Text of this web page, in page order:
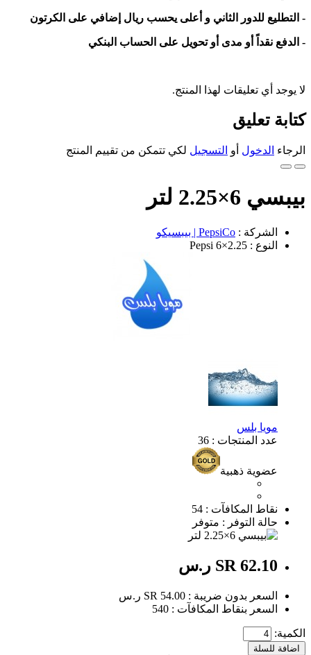
- التطليع للدور الثاني و أعلى يحسب ريال إضافي على الكرتون
- الدفع نقداً أو مدى أو تحويل على الحساب البنكي
لا يوجد أي تعليقات لهذا المنتج.
كتابة تعليق
الرجاء الدخول أو التسجيل لكي تتمكن من تقييم المنتج
بيبسي 6×2.25 لتر
الشركة : PepsiCo | بيبسيكو
النوع : Pepsi 6×2.25
مويا بلس
عدد المنتجات : 36
عضوية ذهبية
نقاط المكافآت : 54
حالة التوفر : متوفر
SR 62.10 ر.س
السعر بدون ضريبة : SR 54.00 ر.س
السعر بنقاط المكافآت : 540
الكمية:
اضافة للسلة